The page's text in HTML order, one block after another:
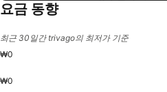
요금 동향
최근 30일간 trivago의 최저가 기준
₩0
₩0